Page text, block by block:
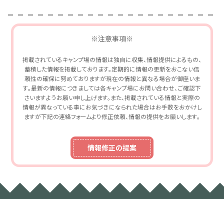
※注意事項※
掲載されているキャンプ場の情報は独自に収集、情報提供によるもの、
蓄積した情報を掲載しております。定期的に情報の更新をおこない信
頼性の確保に努めておりますが現在の情報と異なる場合が御座いま
す。最新の情報につきましては各キャンプ場にお問い合わせ、ご確認下
さいますようお願い申し上げます。また、掲載されている情報と実際の
情報が異なっている事にお気づきになられた場合はお手数をおかけし
ますが下記の連絡フォームより修正依頼、情報の提供をお願いします。
情報修正の提案